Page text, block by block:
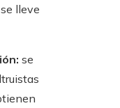
lleve
se